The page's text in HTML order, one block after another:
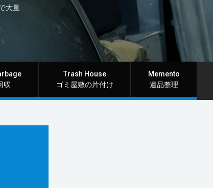
大量
収
Trash House
ゴミ屋敷の片付け
Memento
遺品整理